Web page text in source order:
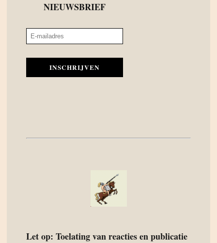
NIEUWSBRIEF
INSCHRIJVEN
Let op: Toelating van reacties en publicatie